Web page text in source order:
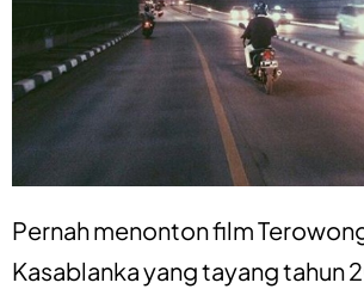
Pernah menonton film
Kasablanka yang tayang tahun